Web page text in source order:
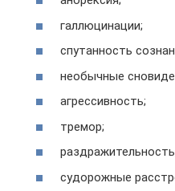
галлюцинации;
спутанность
необычные
агрессивность;
тремор;
судорожные